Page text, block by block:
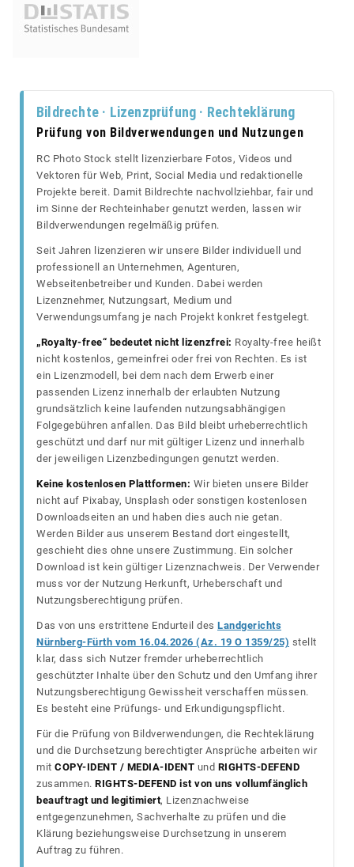
Bildrechte · Lizenzprüfung · Rechteklärung
Prüfung von Bildverwendungen und Nutzungen
RC Photo Stock stellt lizenzierbare Fotos, Videos und
Vektoren für Web, Print, Social Media und redaktionelle
Projekte bereit. Damit Bildrechte nachvollziehbar, fair und
im Sinne der Rechteinhaber genutzt werden, lassen wir
Bildverwendungen regelmäßig prüfen.
Seit Jahren lizenzieren wir unsere Bilder individuell und
professionell an Unternehmen, Agenturen,
Webseitenbetreiber und Kunden. Dabei werden
Lizenznehmer, Nutzungsart, Medium und
Verwendungsumfang je nach Projekt konkret festgelegt.
„Royalty-free“ bedeutet nicht lizenzfrei: Royalty-free heißt
nicht kostenlos, gemeinfrei oder frei von Rechten. Es ist
ein Lizenzmodell, bei dem nach dem Erwerb einer
passenden Lizenz innerhalb der erlaubten Nutzung
grundsätzlich keine laufenden nutzungsabhängigen
Folgegebühren anfallen. Das Bild bleibt urheberrechtlich
geschützt und darf nur mit gültiger Lizenz und innerhalb
der jeweiligen Lizenzbedingungen genutzt werden.
Keine kostenlosen Plattformen: Wir bieten unsere Bilder
nicht auf Pixabay, Unsplash oder sonstigen kostenlosen
Downloadseiten an und haben dies auch nie getan.
Werden Bilder aus unserem Bestand dort eingestellt,
geschieht dies ohne unsere Zustimmung. Ein solcher
Download ist kein gültiger Lizenznachweis. Der Verwender
muss vor der Nutzung Herkunft, Urheberschaft und
Nutzungsberechtigung prüfen.
Das von uns erstrittene Endurteil des Landgerichts
Nürnberg-Fürth vom 16.04.2026 (Az. 19 O 1359/25) stellt
klar, dass sich Nutzer fremder urheberrechtlich
geschützter Inhalte über den Schutz und den Umfang ihrer
Nutzungsberechtigung Gewissheit verschaffen müssen.
Es besteht eine Prüfungs- und Erkundigungspflicht.
Für die Prüfung von Bildverwendungen, die Rechteklärung
und die Durchsetzung berechtigter Ansprüche arbeiten wir
mit COPY-IDENT / MEDIA-IDENT und RIGHTS-DEFEND
zusammen. RIGHTS-DEFEND ist von uns vollumfänglich
beauftragt und legitimiert, Lizenznachweise
entgegenzunehmen, Sachverhalte zu prüfen und die
Klärung beziehungsweise Durchsetzung in unserem
Auftrag zu führen.